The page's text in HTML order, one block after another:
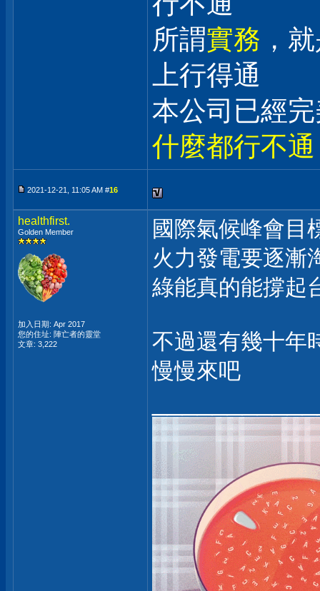
所謂實務 ，
上行得通
本公司已經
什麼都行不
2021-12-21, 11:05 AM #16
healthfirst.
Golden Member
加入日期: Apr 2017
您的住址: 陣亡者的靈堂
文章: 3,222
國際氣候峰會目
火力發電要逐漸
綠能真的能撐起
不過還有幾十年
慢慢來吧